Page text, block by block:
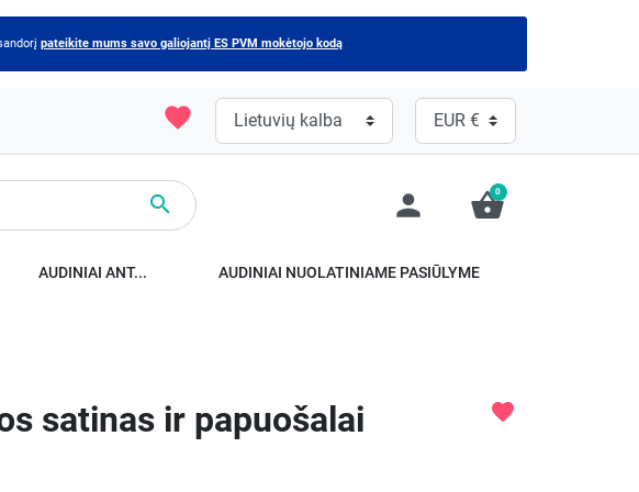
pateikite mums savo galiojantį ES PVM mokėtojo kodą
favorite
 person shopping_basket
0
AUDINIAI ANT... AUDINIAI NUOLATINIAME PASIŪLYME
satinas ir papuošalai favorite